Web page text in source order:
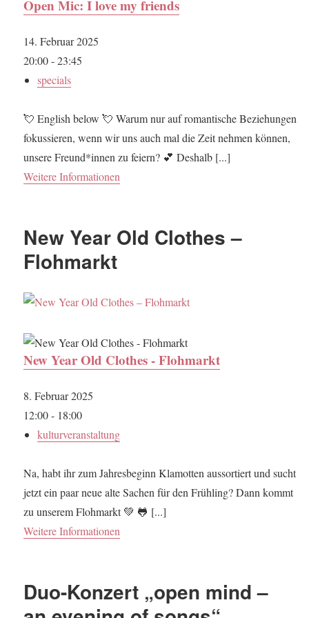
Open Mic: I love my friends
14. Februar 2025
20:00 - 23:45
specials
💘 English below 💘 Warum nur auf romantische Beziehungen
fokussieren, wenn wir uns auch mal die Zeit nehmen können,
unsere Freund*innen zu feiern? 💕 Deshalb [...]
Weitere Informationen
New Year Old Clothes –
Flohmarkt
New Year Old Clothes - Flohmarkt
8. Februar 2025
12:00 - 18:00
kulturveranstaltung
Na, habt ihr zum Jahresbeginn Klamotten aussortiert und sucht
jetzt ein paar neue alte Sachen für den Frühling? Dann kommt
zu unserem Flohmarkt 💚 🐸 [...]
Weitere Informationen
Duo-Konzert „open mind –